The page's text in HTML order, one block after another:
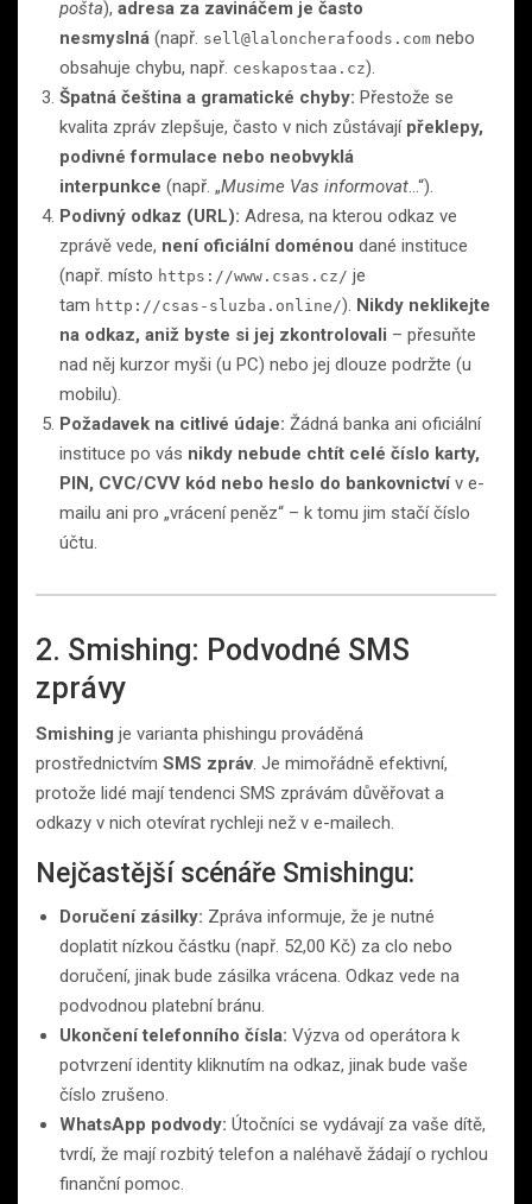
pošta), adresa za zavináčem je často
nesmyslná (např. sell@laloncherafoods.com nebo
obsahuje chybu, např. ceskapostaa.cz).
Špatná čeština a gramatické chyby: Přestože se
kvalita zpráv zlepšuje, často v nich zůstávají překlepy,
podivné formulace nebo neobvyklá
interpunkce (např. „Musime Vas informovat …“).
Podivný odkaz (URL): Adresa, na kterou odkaz ve
zprávě vede, není oficiální doménou dané instituce
(např. místo https://www.csas.cz/ je
tam http://csas-sluzba.online/). Nikdy neklikejte
na odkaz, aniž byste si jej zkontrolovali – přesuňte
nad něj kurzor myši (u PC) nebo jej dlouze podržte (u
mobilu).
Požadavek na citlivé údaje: Žádná banka ani oficiální
instituce po vás nikdy nebude chtít celé číslo karty,
PIN, CVC/CVV kód nebo heslo do bankovnictvív e-
mailu ani pro „vrácení peněz“ – k tomu jim stačí číslo
účtu.
2. Smishing: Podvodné SMS
zprávy
Smishing je varianta phishingu prováděná
prostřednictvím SMS zpráv. Je mimořádně efektivní,
protože lidé mají tendenci SMS zprávám důvěřovat a
odkazy v nich otevírat rychleji než v e-mailech.
Nejčastější scénáře Smishingu:
Doručení zásilky: Zpráva informuje, že je nutné
doplatit nízkou částku (např. 52,00 Kč) za clo nebo
doručení, jinak bude zásilka vrácena. Odkaz vede na
podvodnou platební bránu.
Ukončení telefonního čísla: Výzva od operátora k
potvrzení identity kliknutím na odkaz, jinak bude vaše
číslo zrušeno.
WhatsApp podvody: Útočníci se vydávají za vaše dítě,
tvrdí, že mají rozbitý telefon a naléhavě žádají o rychlou
finanční pomoc.